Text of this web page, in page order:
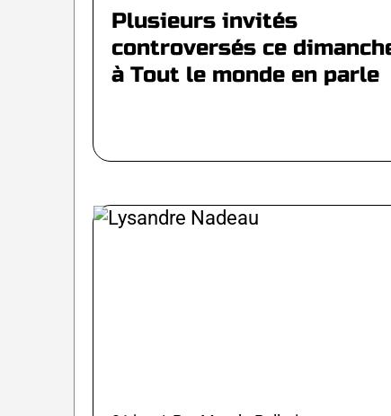
Plusieurs invités
controversés ce
à Tout le monde en parle